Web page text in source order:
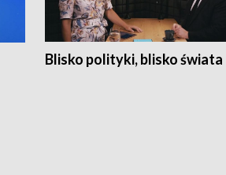
Blisko polityki, blisko świata